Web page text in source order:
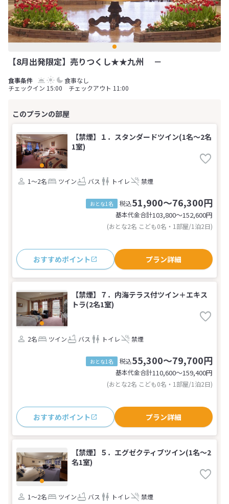
【8月出発限定】売りつくし★★九州 －
食事なし
チェックイン 15:00 チェックアウト 11:00
【禁煙】１．スタンダードツイン(1名～2名
1室)
1～2名 ツイン バス トイレ 禁煙
おとな1名 税込51,900～76,300円
基本代金合計103,800〜152,600円
(おとな2名 こども0名・1部屋/1泊2日)
おすすめポイント プラン詳細
【禁煙】７．内海テラス付ツイン＋エキス
トラ(2名1室)
2名 ツイン バス トイレ 禁煙
おとな1名 税込55,300～79,700円
基本代金合計110,600〜159,400円
(おとな2名 こども0名・1部屋/1泊2日)
おすすめポイント プラン詳細
【禁煙】５．エグゼクティブツイン(1名～2
名1室)
1～2名 ツイン バス トイレ 禁煙